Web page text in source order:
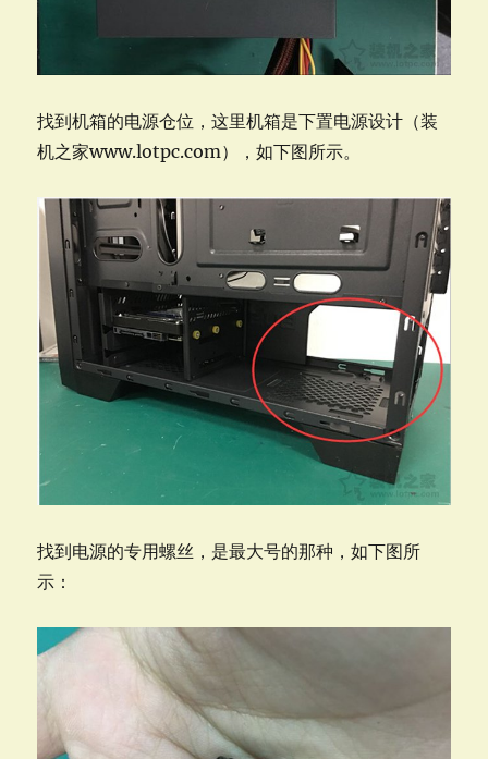
找到机箱的电源仓位，这里机箱是下置电源设计（装
机之家www.lotpc.com），如下图所示。
找到电源的专用螺丝，是最大号的那种，如下图所
示：